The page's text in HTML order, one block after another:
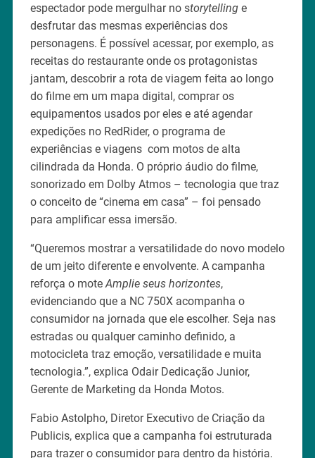
espectador pode mergulhar no storytellinge
desfrutar das mesmas experiências dos
personagens. É possível acessar, por exemplo, as
receitas do restaurante onde os protagonistas
jantam, descobrir a rota de viagem feita ao longo
do filme em um mapa digital, comprar os
equipamentos usados por eles e até agendar
expedições no RedRider, o programa de
experiências e viagens com motos de alta
cilindrada da Honda. O próprio áudio do filme,
sonorizado em Dolby Atmos – tecnologia que traz
o conceito de “cinema em casa” – foi pensado
para amplificar essa imersão.
“Queremos mostrar a versatilidade do novo modelo
de um jeito diferente e envolvente. A campanha
reforça o mote Amplie seus horizontes,
evidenciando que a NC 750X acompanha o
consumidor na jornada que ele escolher. Seja nas
estradas ou qualquer caminho definido, a
motocicleta traz emoção, versatilidade e muita
tecnologia.”, explica Odair Dedicação Junior,
Gerente de Marketing da Honda Motos.
Fabio Astolpho, Diretor Executivo de Criação da
Publicis, explica que a campanha foi estruturada
para trazer o consumidor para dentro da história.